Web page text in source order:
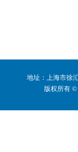
地址：上海市徐
版权所有 ©